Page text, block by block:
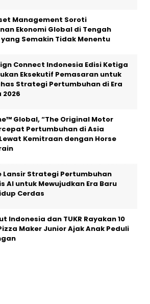
Management Soroti
Ekonomi Global di Tengah
Semakin Tidak Menentu
Connect Indonesia Edisi Ketiga
Eksekutif Pemasaran untuk
Strategi Pertumbuhan di Era
2026
Global, “The Original Motor
Pertumbuhan di Asia
Kemitraan dengan Horse
Lansir Strategi Pertumbuhan
AI untuk Mewujudkan Era Baru
Cerdas
Indonesia dan TUKR Rayakan 10
Maker Junior Ajak Anak Peduli